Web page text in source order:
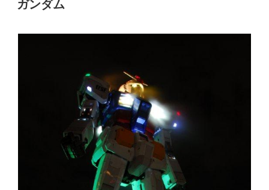
日:
ガンダム